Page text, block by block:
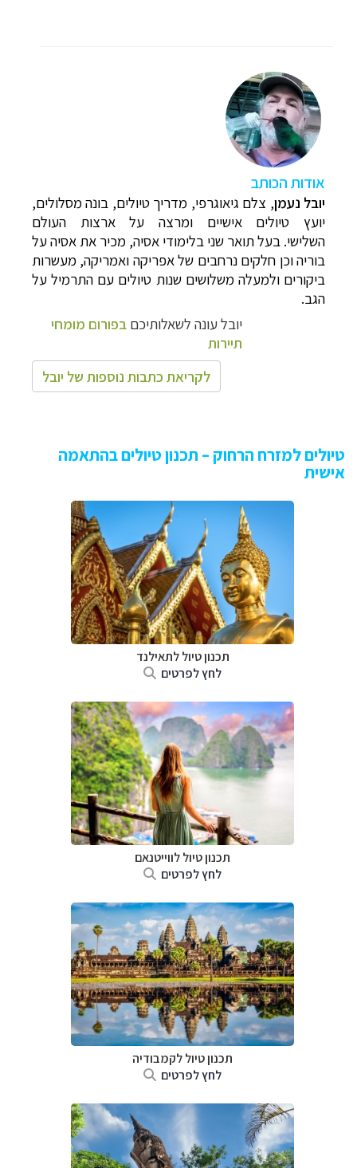
אודות הכותב
יובל נעמן, צלם גיאוגרפי, מדריך טיולים, בונה מסלולים,
יועץ טיולים אישיים ומרצה על ארצות העולם
השלישי. בעל תואר שני בלימודי אסיה, מכיר את אסיה על
בוריה וכן חלקים נרחבים של אפריקה ואמריקה, מעשרות
ביקורים ולמעלה משלושים שנות טיולים עם התרמיל על
הגב.
יובל עונה לשאלותיכם בפורום מומחי
תיירות
לקריאת כתבות נוספות של יובל
טיולים למזרח הרחוק – תכנון טיולים בהתאמה
אישית
תכנון טיול לתאילנד
לחץ לפרטים
תכנון טיול לווייטנאם
לחץ לפרטים
תכנון טיוללקמבודיה
לחץ לפרטים